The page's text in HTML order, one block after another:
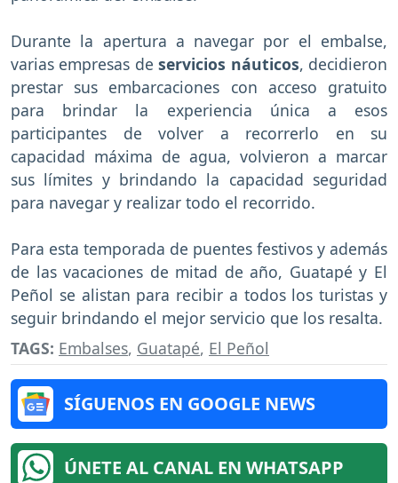
Durante la apertura a navegar por el embalse,
varias empresas deservicios náuticos, decidieron
prestar sus embarcaciones con acceso gratuito
para brindar la experiencia única a esos
participantes de volver a recorrerlo en su
capacidad máxima de agua, volvieron a marcar
sus límites y brindando la capacidad seguridad
para navegar y realizar todo el recorrido.
Para esta temporada de puentes festivos y además
de las vacaciones de mitad de año, Guatapé y El
Peñol se alistan para recibir a todos los turistas y
seguir brindando el mejor servicio que los resalta.
TAGS: Embalses, Guatapé, El Peñol
SÍGUENOS EN GOOGLE NEWS
ÚNETE AL CANAL EN WHATSAPP